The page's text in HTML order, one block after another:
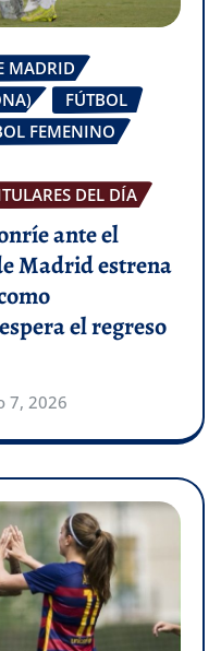
MADRID
FÚTBOL
FEMENINO
DEL DÍA
ante el
Madrid estrena
el regreso
7, 2026